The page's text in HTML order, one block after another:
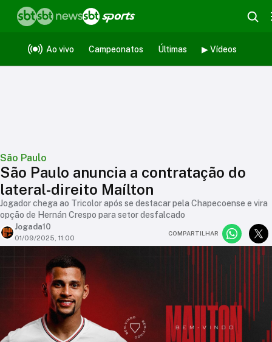
Ao vivo Campeonatos Últimas ▶ Vídeos
São Paulo
São Paulo anuncia a contratação do
lateral-direito Maílton
Jogador chega ao Tricolor após se destacar pela Chapecoense e vira
opção de Hernán Crespo para setor desfalcado
Jogada10
01/09/2025, 11:00
COMPARTILHAR